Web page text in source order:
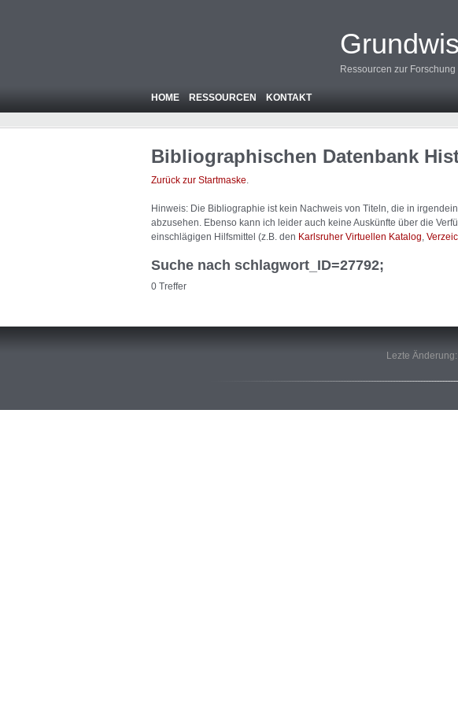
Ressourcen zur
HOME RESSOURCEN KONTAKT
Bibliographischen Datenbank
Zurück zur Startmaske.
Hinweis: Die Bibliographie ist kein Nachweis von Titeln, die in
abzusehen. Ebenso kann ich leider auch keine Auskünfte über die
einschlägigen Hilfsmittel (z.B. den Karlsruher Virtuellen Katalog
Suche nach schlagwort_ID=27792;
0 Treffer
Lezte